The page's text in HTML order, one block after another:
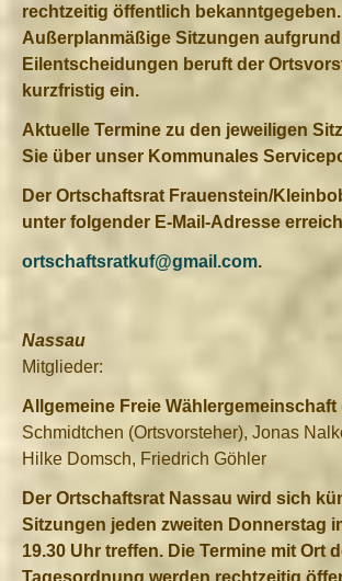
rechtzeitig öffentlich bekanntgegeben.
Außerplanmäßige Sitzungen
Eilentscheidungen beruft der
kurzfristig ein.
Aktuelle Termine zu den jeweiligen
Sie über unser Kommunales
Der Ortschaftsrat Frauenstein/
unter folgender E-Mail-Adresse
ortschaftsratkuf@gmail.com.
Nassau
Mitglieder:
Allgemeine Freie Wählergemeinschaft
Schmidtchen (Ortsvorsteher), Jonas
Hilke Domsch, Friedrich Göhler
Der Ortschaftsrat Nassau wird sich
Sitzungen jeden zweiten Donnerstag
19.30 Uhr treffen. Die Termine mit Ort
Tagesordnung werden rechtzeitig